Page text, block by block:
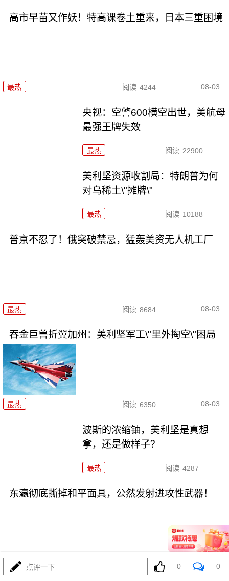
高市早苗又作妖！特高课卷土重来，日本三重困境
最热 阅读 4244 08-03
央视：空警600横空出世，美航母
最强王牌失效
最热 阅读 22900
美利坚资源收割局：特朗普为何
对乌稀土\"摊牌\"
最热 阅读 10188
普京不忍了！俄突破禁忌，猛轰美资无人机工厂
最热 阅读 8684 08-03
吞金巨兽折翼加州：美利坚军工\"里外掏空\"困局
最热 阅读 6350 08-03
波斯的浓缩铀，美利坚是真想
拿，还是做样子？
最热 阅读 4287
东瀛彻底撕掉和平面具，公然发射进攻性武器！
最热 11121 08-03
点评一下 0 0